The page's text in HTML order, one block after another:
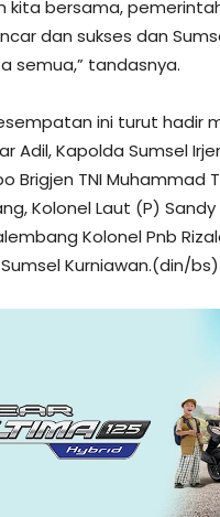
kita bersama,
dan sukses dan
semua,” tandasnya.
ini turut hadir
Adil, Kapolda Sumsel
Brigjen TNI Muhammad
Kolonel Laut (P)
Kolonel Pnb
Kurniawan.(din/bs)